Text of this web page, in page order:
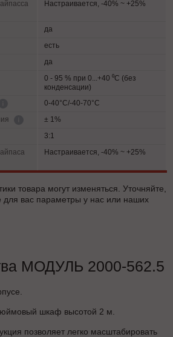
Настраивается, -40% ~ +25%
да
есть
да
0 - 95 % при 0...+40 ⁰С (без
конденсации)
0-40°C/-40-70°C
± 1%
3:1
Настраивается, -40% ~ +25%
товара могут изменяться. Уточняйте,
для вас параметры у нас или наших
МОДУЛЬ 2000-562.5
шкаф высотой 2 м.
позволяет легко масштабировать